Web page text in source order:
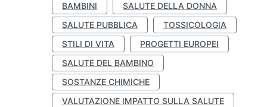
BAMBINI
SALUTE DELLA DONNA
SALUTE PUBBLICA
TOSSICOLOGIA
STILI DI VITA
PROGETTI EUROPEI
SALUTE DEL BAMBINO
SOSTANZE CHIMICHE
VALUTAZIONE IMPATTO SULLA SALUTE